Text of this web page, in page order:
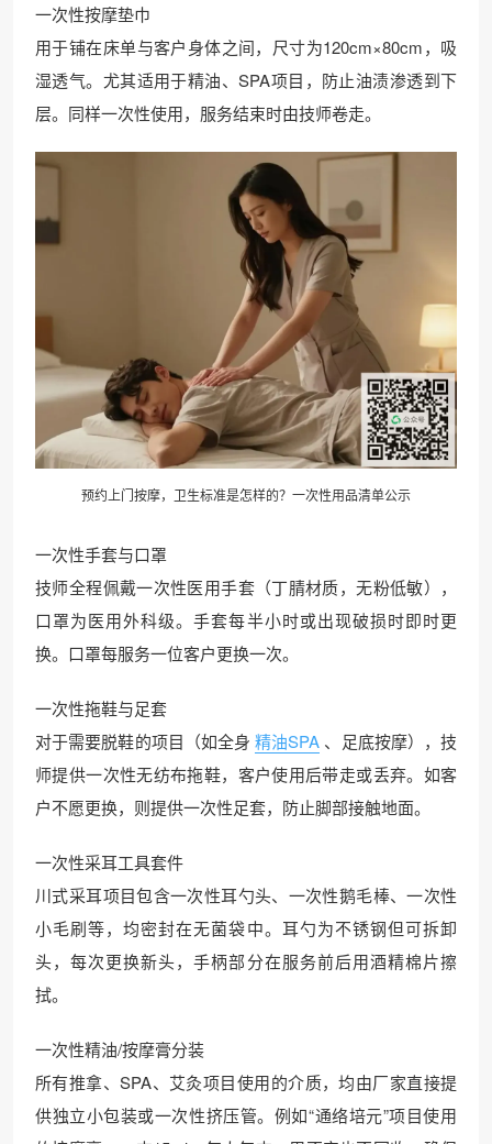
一次性按摩垫巾
用于铺在床单与客户身体之间，尺寸为120cm×80cm，吸
湿透气。尤其适用于精油、SPA项目，防止油渍渗透到下
层。同样一次性使用，服务结束时由技师卷走。
预约上门按摩，卫生标准是怎样的？一次性用品清单公示
一次性手套与口罩
技师全程佩戴一次性医用手套（丁腈材质，无粉低敏），
口罩为医用外科级。手套每半小时或出现破损时即时更
换。口罩每服务一位客户更换一次。
一次性拖鞋与足套
对于需要脱鞋的项目（如全身 精油SPA 、足底按摩），技
师提供一次性无纺布拖鞋，客户使用后带走或丢弃。如客
户不愿更换，则提供一次性足套，防止脚部接触地面。
一次性采耳工具套件
川式采耳项目包含一次性耳勺头、一次性鹅毛棒、一次性
小毛刷等，均密封在无菌袋中。耳勺为不锈钢但可拆卸
头，每次更换新头，手柄部分在服务前后用酒精棉片擦
拭。
一次性精油/按摩膏分装
所有推拿、SPA、艾灸项目使用的介质，均由厂家直接提
供独立小包装或一次性挤压管。例如“通络培元”项目使用